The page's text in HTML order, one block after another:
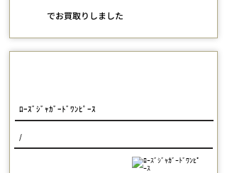
​でお買取りしました
ﾛｰｽﾞｼﾞｬｶﾞｰﾄﾞﾜﾝﾋﾟｰｽ
/